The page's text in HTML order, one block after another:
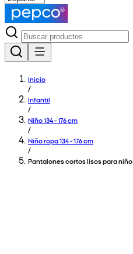
Inicio
/
Infantil
/
Niño 134 - 176 cm
/
Niño ropa 134 - 176 cm
/
Pantalones cortos lisos para niño